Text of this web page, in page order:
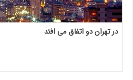
در تهران دو اتفاق می افتد